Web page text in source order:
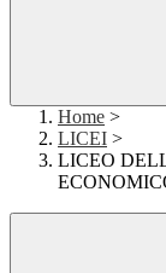
Home >
LICEI >
LICEO